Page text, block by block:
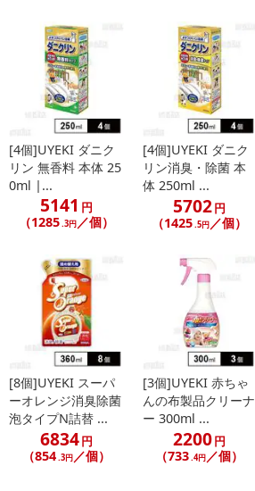
[4個]UYEKI ダニク
リン 無香料 本体 25
0ml |...
5141 円
（1285.3円／個）
[4個]UYEKI ダニク
リン消臭・除菌 本
体 250ml ...
5702円
（1425.5円／個）
[8個]UYEKI スーパ
ーオレンジ消臭除菌
泡タイプN詰替 ...
6834円
（854.3円／個）
[3個]UYEKI 赤ちゃ
んの布製品クリーナ
ー 300ml ...
2200円
（733.4円 ／個）